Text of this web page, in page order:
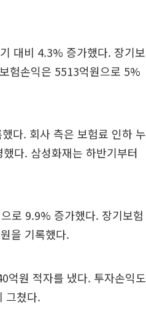
대비 4.3% 증가했다. 장기보
험손익은 5513억원으로 5%
다. 회사 측은 보험료 인하 누
다. 삼성화재는 하반기부터
로 9.9% 증가했다. 장기보험
을 기록했다.
억원 적자를 냈다. 투자손익도
그쳤다.